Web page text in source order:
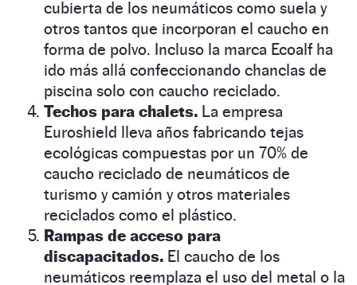
cubierta de los neumáticos como suela y
otros tantos que incorporan el caucho en
forma de polvo. Incluso la marca Ecoalf ha
ido más allá confeccionando chanclas de
piscina solo con caucho reciclado.
Techos para chalets. La empresa
Euroshield lleva años fabricando tejas
ecológicas compuestas por un 70% de
caucho reciclado de neumáticos de
turismo y camión y otros materiales
reciclados como el plástico.
Rampas de acceso para
discapacitados. El caucho de los
neumáticos reemplaza el uso del metal o la